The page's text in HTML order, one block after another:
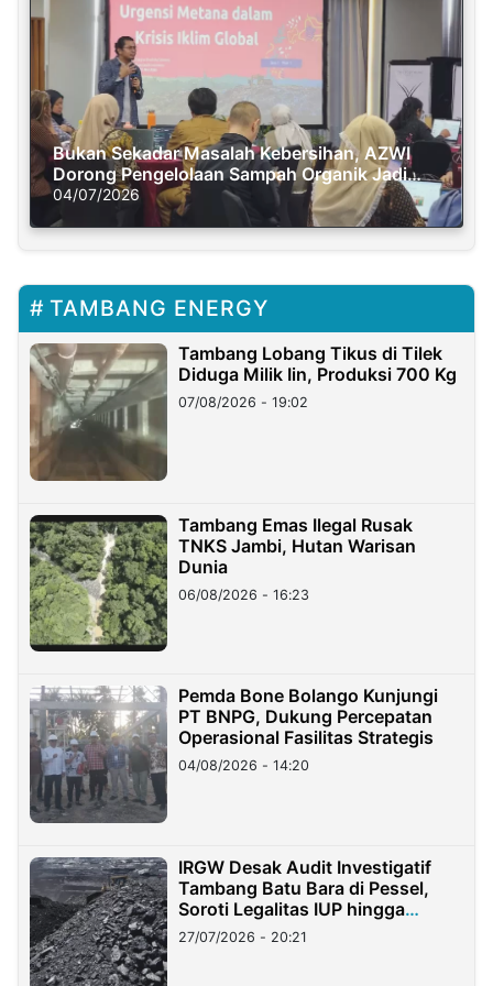
Bukan Sekadar Masalah Kebersihan, AZWI
Dorong Pengelolaan Sampah Organik Jadi
Solusi Krisis Iklim
04/07/2026
TAMBANG ENERGY
Tambang Lobang Tikus di Tilek
Diduga Milik Iin, Produksi 700 Kg
07/08/2026 - 19:02
Tambang Emas Ilegal Rusak
TNKS Jambi, Hutan Warisan
Dunia
06/08/2026 - 16:23
Pemda Bone Bolango Kunjungi
PT BNPG, Dukung Percepatan
Operasional Fasilitas Strategis
04/08/2026 - 14:20
IRGW Desak Audit Investigatif
Tambang Batu Bara di Pessel,
Soroti Legalitas IUP hingga
Stockpile
27/07/2026 - 20:21